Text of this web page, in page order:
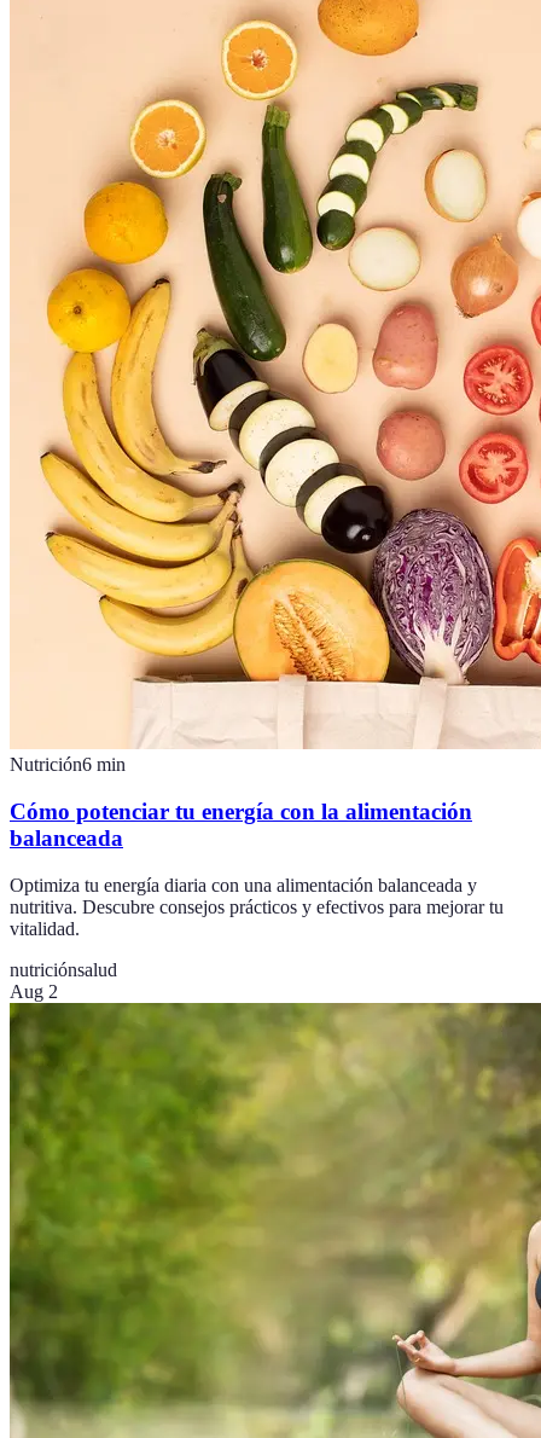
Nutrición6 min
Cómo potenciar tu energía con la alimentación
balanceada
Optimiza tu energía diaria con una alimentación balanceada y
nutritiva. Descubre consejos prácticos y efectivos para mejorar tu
vitalidad.
nutriciónsalud
Aug 2